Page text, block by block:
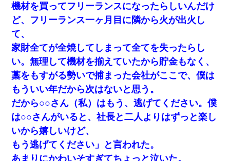
転職先が決まったので退職の意思を伝えたら。上司「無責
任」「簡単には辞めさせない」私（どうせ辞めるし…）→
思いっきり反論をしてみた
アパートのドアに『ハンザイ者！この人はさいあくの人で
す』と張り紙が！大家「面倒はごめんだよ」私「はあ」→
警察に行き、見回りで犯人が捕まったが、それが…｜生活
｜ヌルポあんてな
新築の家で。クラクラするくらいの「白粉の匂い」が鼻に
つくも嫁＆娘「そんな匂いしない…」ある日、友人奥「素
敵なアンティークですね！」俺（！？）
ケーキバイキングにいた単独の50くらいのオッサン、強烈
だった。
機材を買ってフリーランスになったらしいんだけ
ど、フリーランス一ヶ月目に隣から火が出火し
て、
家財全てが全焼してしまって全てを失ったらし
い。無理して機材を揃えていたから貯金もなく、
藁をもすがる勢いで捕まった会社がここで、僕は
もういい年だから次はないと思う。
だから○○さん（私）はもう、逃げてください。僕
は○○さんがいると、社長と二人よりはずっと楽し
いから嬉しいけど、
もう逃げてください」と言われた。
あまりにかわいそすぎてちょっと泣いた。